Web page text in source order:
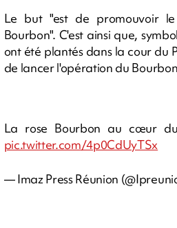
Le but "est de promouvoir
Bourbon". C'est ainsi que,
ont été plantés dans la cour du
de lancer l'opération du
La rose Bourbon au cœur
pic.twitter.com/4p0CdUyTSx
— Imaz Press Réunion